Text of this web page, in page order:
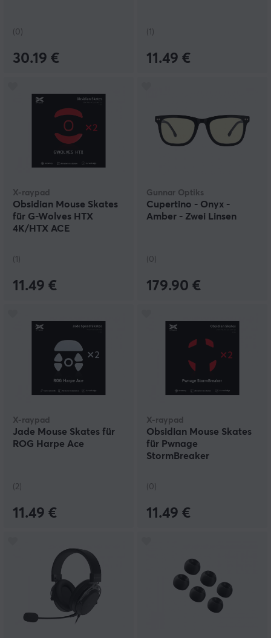
(0)
30.19 €
(1)
11.49 €
X-raypad
Obsidian Mouse Skates
für G-Wolves HTX
4K/HTX ACE
(1)
11.49 €
Gunnar Optiks
Cupertino - Onyx -
Amber - Zwei Linsen
(0)
179.90 €
X-raypad
Jade Mouse Skates für
ROG Harpe Ace
(2)
11.49 €
X-raypad
Obsidian Mouse Skates
für Pwnage
StormBreaker
(0)
11.49 €